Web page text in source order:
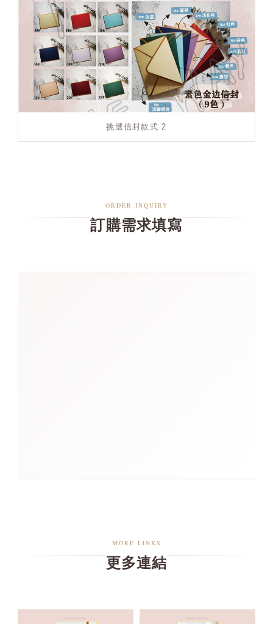
挑選信封款式 2
ORDER INQUIRY
訂購需求填寫
MORE LINKS
更多連結